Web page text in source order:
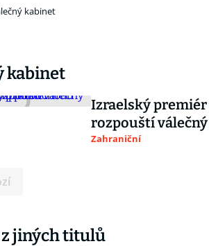
kabinet
kabinet
Izraelský
rozpouští
Zahraniční
jiných titulů